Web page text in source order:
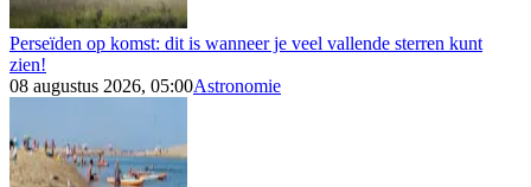
Perseïden op komst: dit is wanneer je veel vallende sterren kunt
zien!
08 augustus 2026, 05:00Astronomie